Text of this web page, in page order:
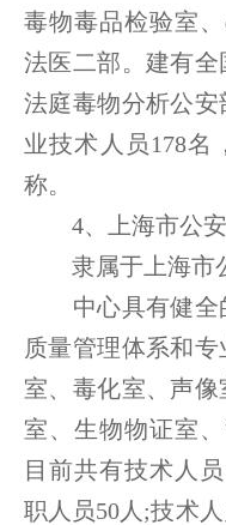
毒物毒品检验室
法医二部。建有
法庭毒物分析公
业技术人员178名
称。
4、上海市公安
隶属于上海市公
中心具有健全
质量管理体系和
室、毒化室、声
室、生物物证室
目前共有技术人
职人员50人;技术